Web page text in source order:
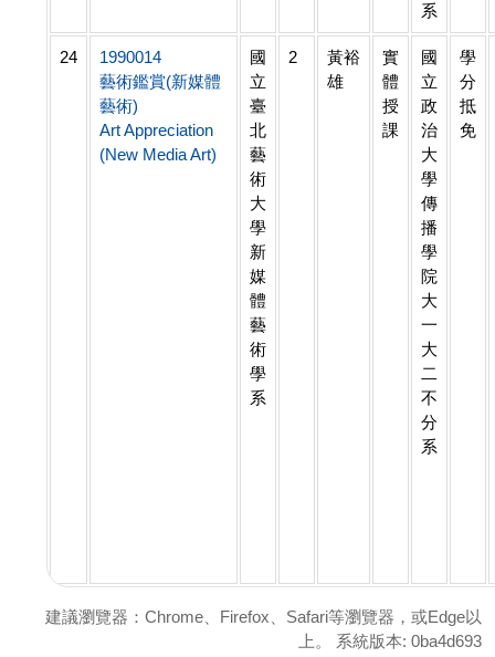
系
24
1990014
藝術鑑賞(新媒體
藝術)
Art Appreciation
(New Media Art)
國
立
臺
北
藝
術
大
學
新
媒
體
藝
術
學
系
2
黃裕
雄
實
體
授
課
國
立
政
治
大
學
傳
播
學
院
大
一
大
二
不
分
系
學
分
抵
免
建議瀏覽器：Chrome、Firefox、Safari等瀏覽器，或Edge以
上。 系統版本: 0ba4d693